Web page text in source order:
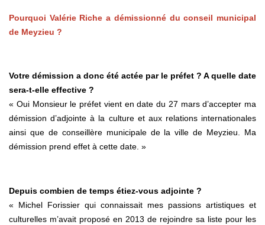
Pourquoi Valérie Riche a démissionné du conseil municipal
de Meyzieu ?
Votre démission a donc été actée par le préfet ? A quelle date
sera-t-elle effective ?
« Oui Monsieur le préfet vient en date du 27 mars d’accepter ma
démission d’adjointe à la culture et aux relations internationales
ainsi que de conseillère municipale de la ville de Meyzieu. Ma
démission prend effet à cette date. »
Depuis combien de temps étiez-vous adjointe ?
« Michel Forissier qui connaissait mes passions artistiques et
culturelles m’avait proposé en 2013 de rejoindre sa liste pour les